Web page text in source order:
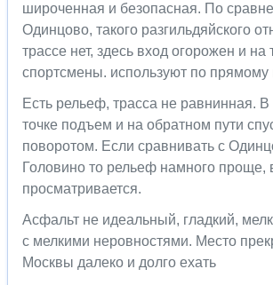
широченная и безопасная. По
Одинцово, такого разгильдяйского
трассе нет, здесь вход огорожен и на
спортсмены. используют по прямому
Есть рельеф, трасса не равнинная.
точке подъем и на обратном пути
поворотом. Если сравнивать с
Головино то рельеф намного проще,
просматривается.
Асфальт не идеальный, гладкий,
с мелкими неровностями. Место
Москвы далеко и долго ехать